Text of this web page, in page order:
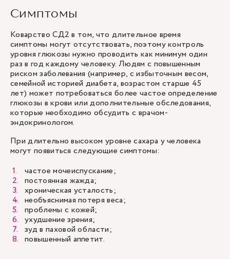
Симптомы
Коварство СД2 в том, что длительное время
симптомы могут отсутствовать, поэтому контроль
уровня глюкозы нужно проводить как минимум один
раз в год каждому человеку. Людям с повышенным
риском заболевания (например, с избыточным весом,
семейной историей диабета, возрастом старше 45
лет) может потребоваться более частое определение
глюкозы в крови или дополнительные обследования,
которые необходимо обсудить с врачом-
эндокринологом.
При длительно высоком уровне сахара у человека
могут появиться следующие симптомы:
частое мочеиспускание;
постоянная жажда;
хроническая усталость;
необъяснимая потеря веса;
проблемы с кожей;
ухудшение зрения;
зуд в паховой области;
повышенный аппетит.